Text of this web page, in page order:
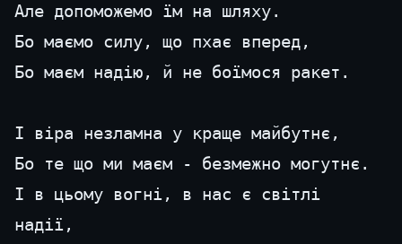
Але допоможемо їм на шляху.
Бо маємо силу, що пхає вперед,
Бо маєм надію, й не боїмося ракет.
І віра незламна у краще майбутнє,
Бо те що ми маєм - безмежно могутнє.
І в цьому вогні, в нас є світлі
надії,